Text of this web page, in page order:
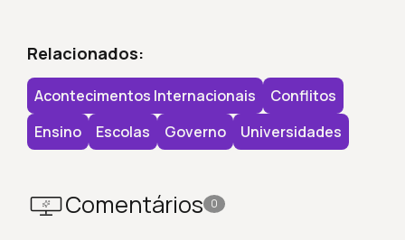
Relacionados:
Acontecimentos Internacionais
Conflitos
Ensino
Escolas Governo Universidades
Comentários 0